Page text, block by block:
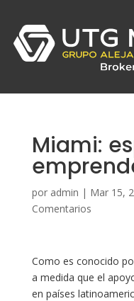
Miami:
por admin | Mar 15,
Comentarios
Como es conocido
a medida que el
en países